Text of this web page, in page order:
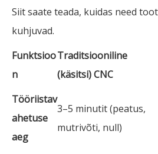
Siit saate teada, kuidas need
kuhjuvad.
Funktsioo
n
Traditsiooniline
(käsitsi) CNC
Tööriistav
ahetuse
aeg
3–5 minutit (peatus,
mutrivõti, null)